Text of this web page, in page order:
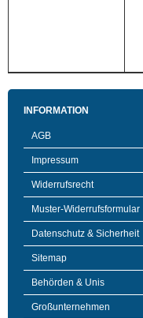
INFORMATION
AGB
Impressum
Widerrufsrecht
Muster-Widerrufsformular
Datenschutz & Sicherheit
Sitemap
Behörden & Unis
Großunternehmen